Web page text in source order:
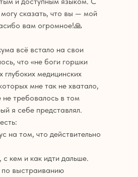
сказать, что вы — мой
вам огромное!🙏
всё встало на свои
что «не боги горшки
глубоких медицинских
мне так не хватало,
требовалось в том
я себе представлял.
на том, что действительно
кем и как идти дальше.
выстраиванию